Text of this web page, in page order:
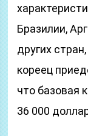
Бразилии,
других
кореец
что базовая
36 000